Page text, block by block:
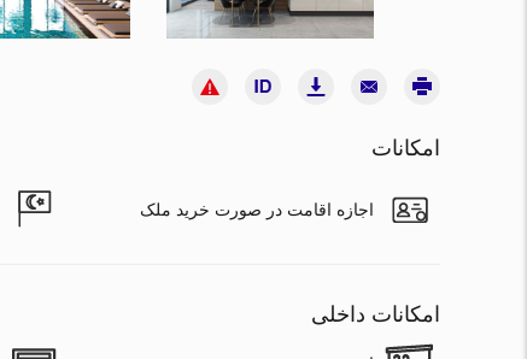
امکانات
اجازه اقامت در صورت خرید ملک
امکانات داخلی